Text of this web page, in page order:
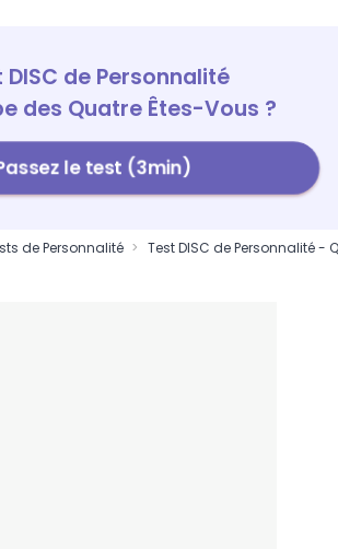
DISC de Personnalité
des Quatre Êtes-Vous ?
le test (3min)
de Personnalité Test DISC de Personnalité -